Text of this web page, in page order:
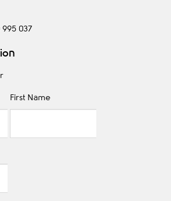
995 037
First Name